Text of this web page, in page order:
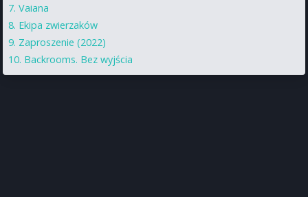
Vaiana
Ekipa zwierzaków
Zaproszenie (2022)
Backrooms. Bez wyjścia